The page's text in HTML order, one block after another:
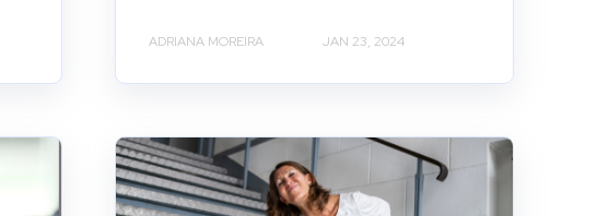
ADRIANA MOREIRA JAN 23, 2024